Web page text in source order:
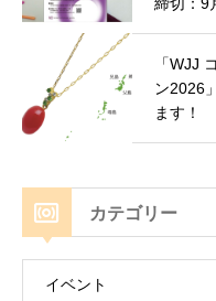
「WJJ
ン2026
ます！
カテゴリー
イベント